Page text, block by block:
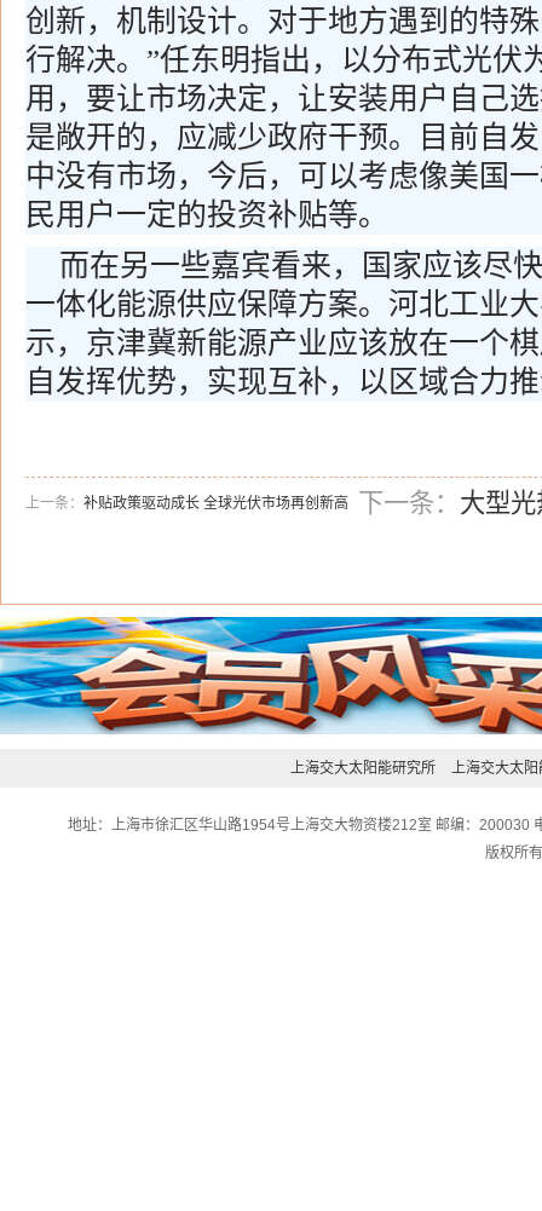
创新，机制设计。对于地方遇到的特
行解决。”任东明指出，以分布式光伏
用，要让市场决定，让安装用户自己
是敞开的，应减少政府干预。目前自
中没有市场，今后，可以考虑像美国
民用户一定的投资补贴等。
而在另一些嘉宾看来，国家应该尽
一体化能源供应保障方案。河北工业
示，京津冀新能源产业应该放在一个
自发挥优势，实现互补，以区域合力
上一条： 补贴政策驱动成长 全球光伏市场再创新高 下一条： 大型
上海交大太阳能研究所 上海交大太阳
地址：上海市徐汇区华山路1954号上海交大物资楼212室 邮编：
版权所